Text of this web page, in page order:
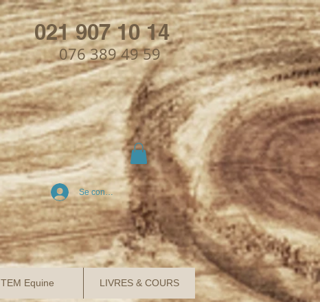
021 907 10 14
076 389 49 59
Se connecter
TEM Equine LIVRES & COURS